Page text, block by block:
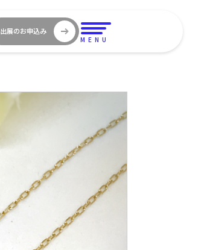
出展のお申込み
MENU